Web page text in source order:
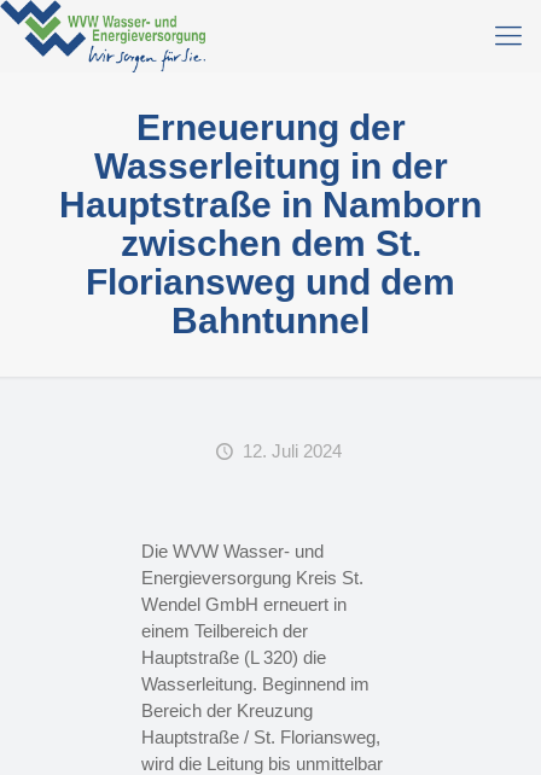
Erneuerung der
Wasserleitung in der
Hauptstraße in Namborn
zwischen dem St.
Floriansweg und dem
Bahntunnel
12. Juli 2024
Die WVW Wasser- und
Energieversorgung Kreis St.
Wendel GmbH erneuert in
einem Teilbereich der
Hauptstraße (L 320) die
Wasserleitung. Beginnend im
Bereich der Kreuzung
Hauptstraße / St. Floriansweg,
wird die Leitung bis unmittelbar